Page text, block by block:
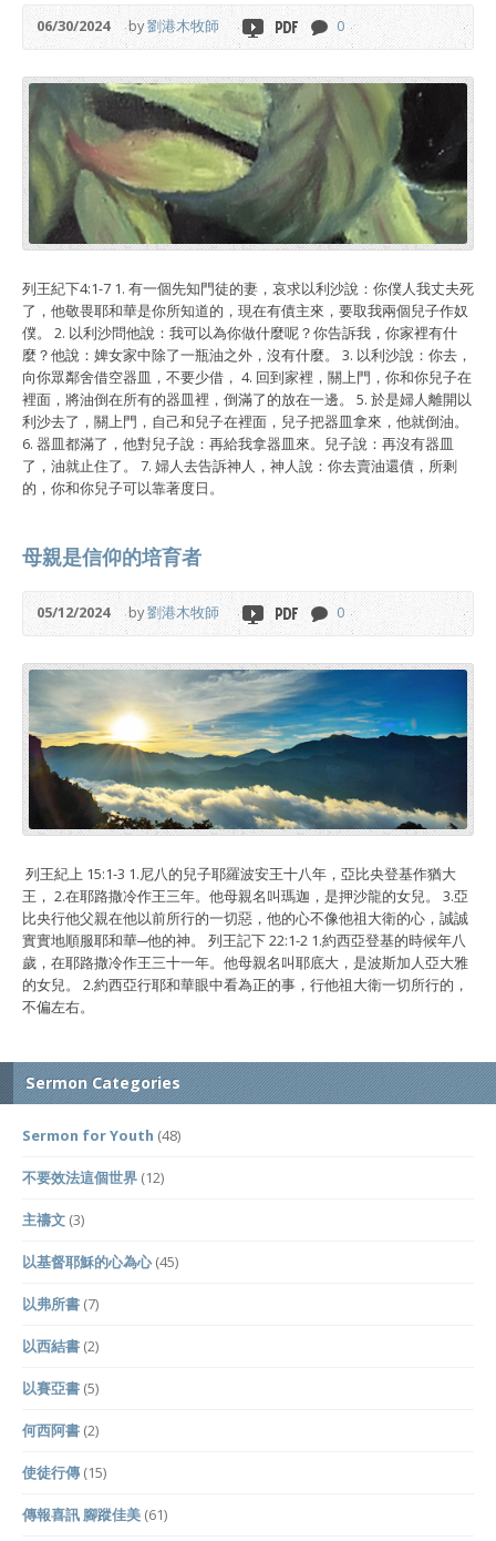
06/30/2024 by劉港木牧師 0
列王紀下4:1-7 1. 有一個先知門徒的妻，哀求以利沙說：你僕人我丈夫死
了，他敬畏耶和華是你所知道的，現在有債主來，要取我兩個兒子作奴
僕。 2. 以利沙問他說：我可以為你做什麼呢？你告訴我，你家裡有什
麼？他說：婢女家中除了一瓶油之外，沒有什麼。 3. 以利沙說：你去，
向你眾鄰舍借空器皿，不要少借， 4. 回到家裡，關上門，你和你兒子在
裡面，將油倒在所有的器皿裡，倒滿了的放在一邊。 5. 於是婦人離開以
利沙去了，關上門，自己和兒子在裡面，兒子把器皿拿來，他就倒油。
6. 器皿都滿了，他對兒子說：再給我拿器皿來。兒子說：再沒有器皿
了，油就止住了。 7. 婦人去告訴神人，神人說：你去賣油還債，所剩
的，你和你兒子可以靠著度日。
母親是信仰的培育者
05/12/2024 by劉港木牧師 0
列王紀上 15:1-3 1.尼八的兒子耶羅波安王十八年，亞比央登基作猶大
王， 2.在耶路撒冷作王三年。他母親名叫瑪迦，是押沙龍的女兒。 3.亞
比央行他父親在他以前所行的一切惡，他的心不像他祖大衛的心，誠誠
實實地順服耶和華─他的神。 列王記下 22:1-2 1.約西亞登基的時候年八
歲，在耶路撒冷作王三十一年。他母親名叫耶底大，是波斯加人亞大雅
的女兒。 2.約西亞行耶和華眼中看為正的事，行他祖大衛一切所行的，
不偏左右。
Sermon Categories
Sermon for Youth (48)
不要效法這個世界 (12)
主禱文 (3)
以基督耶穌的心為心(45)
以弗所書 (7)
以西結書 (2)
以賽亞書 (5)
何西阿書 (2)
使徒行傳 (15)
傳報喜訊 腳蹤佳美 (61)